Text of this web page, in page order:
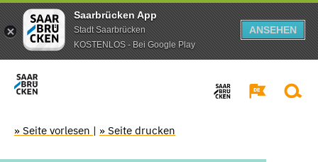
Saarbrücken App
Stadt Saarbrücken
KOSTENLOS - Bei Google Play
ANSEHEN
» Seite vorlesen | » Seite drucken